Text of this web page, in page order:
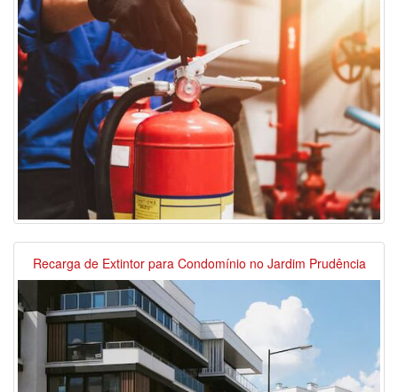
Recarga de Extintor para Condomínio no Jardim Prudência